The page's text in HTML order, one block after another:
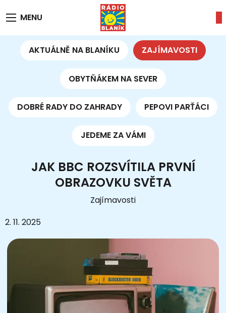
MENU
AKTUÁLNĚ NA BLANÍKU ZAJÍMAVOSTI
OBYTŇÁKEM NA SEVER
DOBRÉ RADY DO ZAHRADY PEPOVI PARŤÁCI
JEDEME ZA VÁMI
JAK BBC ROZSVÍTILA PRVNÍ
OBRAZOVKU SVĚTA
Zajímavosti
2. 11. 2025